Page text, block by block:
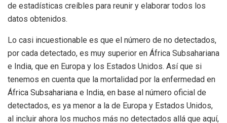
de estadísticas creíbles para reunir y elaborar todos los
datos obtenidos.
Lo casi incuestionable es que el número de no detectados,
por cada detectado, es muy superior en África Subsahariana
e India, que en Europa y los Estados Unidos. Así que si
tenemos en cuenta que la mortalidad por la enfermedad en
África Subsahariana e India, en base al número oficial de
detectados, es ya menor a la de Europa y Estados Unidos,
al incluir ahora los muchos más no detectados allá que aquí,